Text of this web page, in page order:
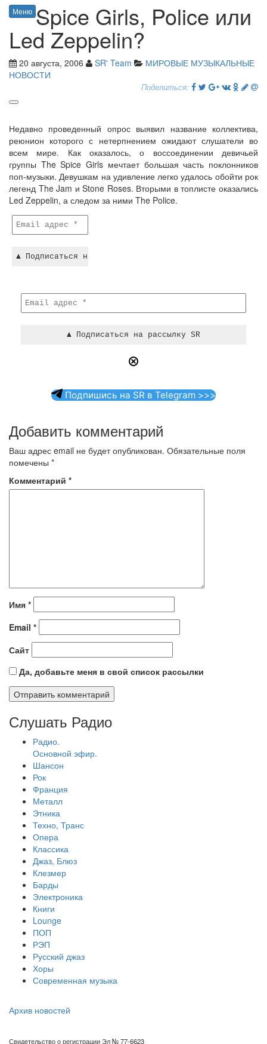
Меню Spice Girls, Police или
Led Zeppelin?
20 августа, 2006 SR' Team
МИРОВЫЕ МУЗЫКАЛЬНЫЕ
НОВОСТИ
Поделиться:
Недавно проведенный опрос выявил название коллектива,
реюнион которого с нетерпнением ожидают слушатели во
всем мире. Как оказалось, о воссоединении девичьей
группы The Spice Girls мечтает большая часть поклонников
поп-музыки. Девушкам на удивление легко удалось обойти рок
легенд The Jam и Stone Roses. Вторыми в топлисте оказались
Led Zeppelin, а следом за ними The Police.
Подпишись на SR в Telegram >>>
Добавить комментарий
Ваш адрес email не будет опубликован. Обязательные поля
помечены *
Комментарий *
Имя *
Email *
Сайт
Да, добавьте меня в свой список рассылки
Слушать Радио
Радио.
Основной эфир.
Шансон
Рок
Франция
Металл
Этника
Техно, Транс
Опера
Классика
Джаз, Блюз
Клезмер
Барды
Электроника
Книги
Lounge
ПОП
РЭП
Русский джаз
Хоры
Современная музыка
Архив новостей
Свидетельство о регистрации Эл № 77-6623